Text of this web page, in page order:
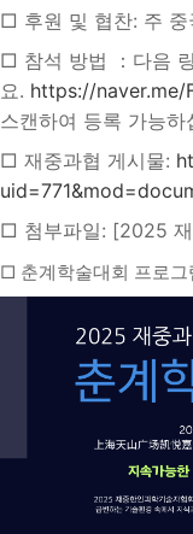
□ 후원 및 협찬: 주 중
□ 참석 방법 ：다음
요. https://naver.me/
스캔하여 등록 가능하
□ 재중과협 게시물:
□ 첨부파일: [2025
□ 춘계학술대회 프로그